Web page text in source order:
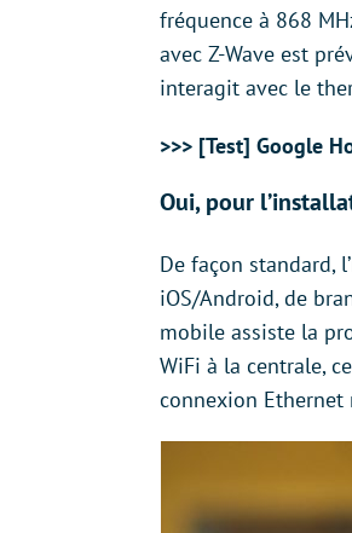
fréquence à 868
avec Z-Wave est
interagit avec le
>>> [Test] Google
Oui, pour
De façon standard,
iOS/Android, de
mobile assiste la
WiFi à la centrale,
connexion Ethernet